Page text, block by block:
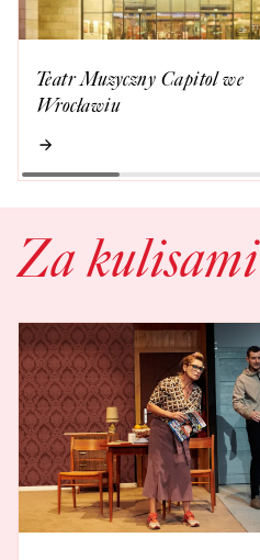
Teatr Muzyczny Capitol we
Wrocławiu
Za kulisami